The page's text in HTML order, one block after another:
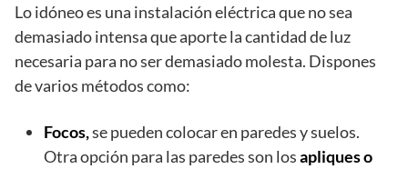
Lo idóneo es una instalación eléctrica que no sea
demasiado intensa que aporte la cantidad de luz
necesaria para no ser demasiado molesta. Dispones
de varios métodos como:
Focos,se pueden colocar en paredes y suelos.
Otra opción para las paredes son losapliques o